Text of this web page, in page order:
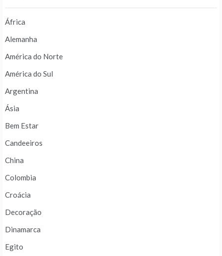
África
Alemanha
América do Norte
América do Sul
Argentina
Ásia
Bem Estar
Candeeiros
China
Colombia
Croácia
Decoração
Dinamarca
Egito